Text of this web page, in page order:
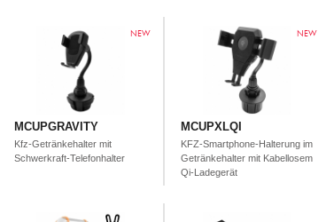
MCUPGRAVITY
Kfz-Getränkehalter mit
Schwerkraft-Telefonhalter
NEW
MCUPXLQI
KFZ-Smartphone-Halterung im
Getränkehalter mit Kabellosem
Qi-Ladegerät
NEW